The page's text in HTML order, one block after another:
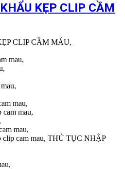
KẸP CLIP CẦM
CLIP CẦM MÁU,
mau,
mau,
cam mau,
mau,
clip cam mau, THỦ TỤC NHẬP